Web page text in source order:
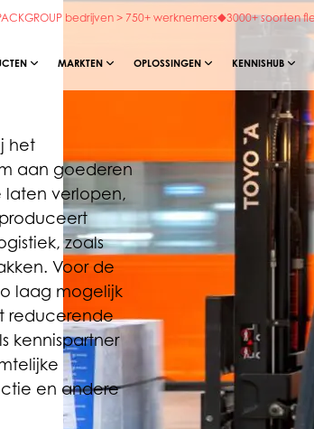
bedrijven > 750+ werknemers 3000+ soorten
MARKTEN OPLOSSINGEN KENNISHUB
het
aan goederen
laten verlopen,
zoals
Voor de
laag mogelijk
reducerende
kennispartner
en andere